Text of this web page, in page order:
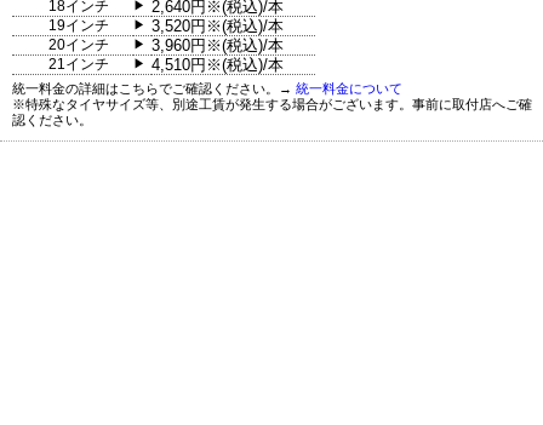
18インチ ▶ 2,640円※(税込)/本
19インチ ▶ 3,520円※(税込)/本
20インチ ▶ 3,960円※(税込)/本
21インチ ▶ 4,510円※(税込)/本
統一料金の詳細はこちらでご確認ください。→ 統一料金について
※特殊なタイヤサイズ等、別途工賃が発生する場合がございます。事前に取付店へご確
認ください。